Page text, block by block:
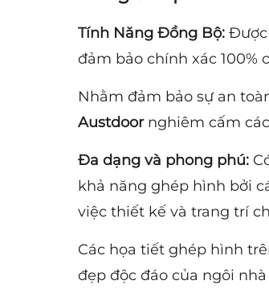
Tính Năng Đồng Bộ: Được
đảm bảo chính xác 100%
Nhằm đảm bảo sự an
Austdoornghiêm cấm
Đa dạng và phong phú:
khả năng ghép hình bởi
việc thiết kế và trang trí
Các họa tiết ghép hình
đẹp độc đáo của ngôi